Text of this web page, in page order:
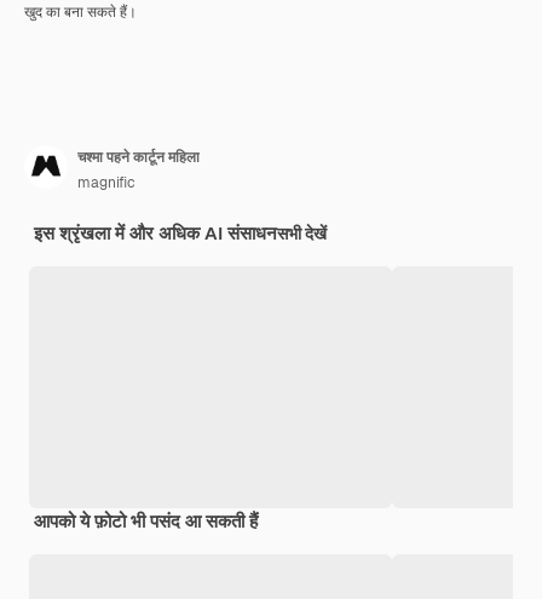
खुद का बना सकते हैं।
चश्मा पहने कार्टून महिला
magnific
इस श्रृंखला में और अधिक AI संसाधनसभी देखें
आपको ये फ़ोटो भी पसंद आ सकती हैं